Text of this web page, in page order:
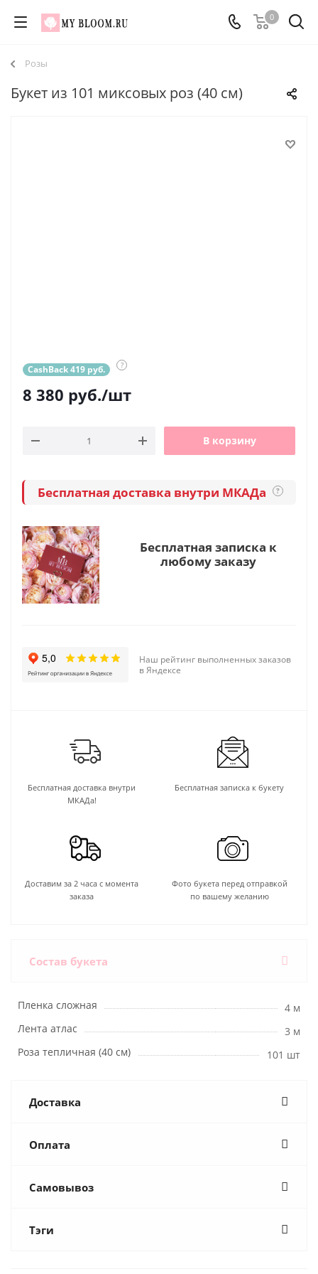
0
Розы
Букет из 101 миксовых роз (40 см)
CashBack 419 руб. ?
8 380 руб./шт
В корзину
Бесплатная доставка внутри МКАДа ?
Бесплатная записка к
любому заказу
Наш рейтинг выполненных заказов
в Яндексе
Бесплатная доставка внутри
МКАДа!
Бесплатная записка к букету
Доставим за 2 часа с момента
заказа
Фото букета перед отправкой
по вашему желанию
Состав букета
Пленка сложная
4 м
Лента атлас
3 м
Роза тепличная (40 см)
101 шт
Доставка
Оплата
Самовывоз
Тэги